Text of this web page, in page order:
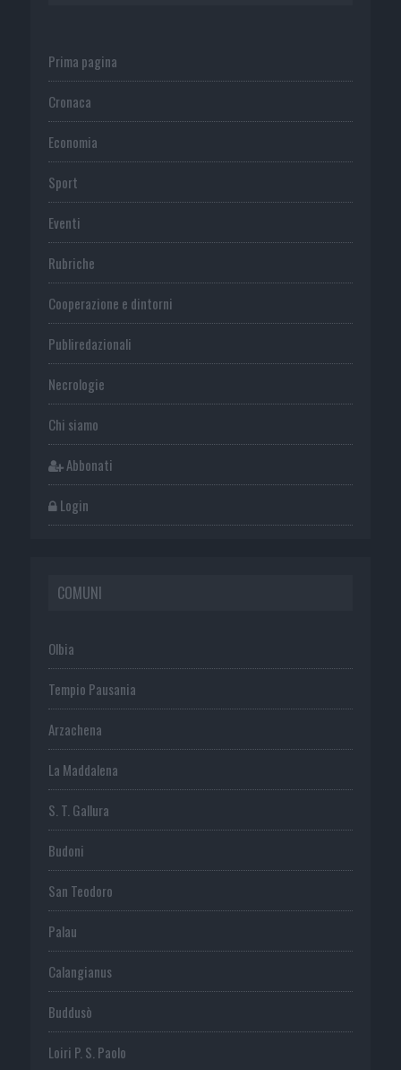
Prima pagina
Cronaca
Economia
Sport
Eventi
Rubriche
Cooperazione e dintorni
Publiredazionali
Necrologie
Chi siamo
Abbonati
Login
COMUNI
Olbia
Tempio Pausania
Arzachena
La Maddalena
S. T. Gallura
Budoni
San Teodoro
Palau
Calangianus
Buddusò
Loiri P. S. Paolo